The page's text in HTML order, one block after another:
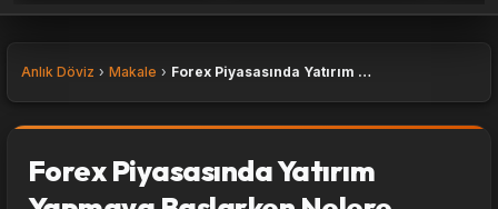
Anlık Döviz Makale Forex Piyasasında Yatırım Yapmaya Başlarken Nelere Dikkat Edilmeli?
Forex Piyasasında Yatırım